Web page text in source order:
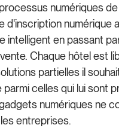
numériques
d'inscription numérique
intelligent en passant
Chaque hôtel est
partielles il
parmi celles qui lui sont
numériques ne
entreprises.